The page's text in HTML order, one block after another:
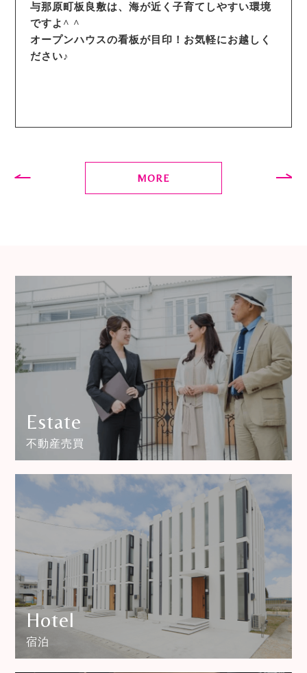
与那原町板良敷は、海が近く子育てしやすい環境
ですよ^ ^
オープンハウスの看板が目印！お気軽にお越しく
ださい♪
MORE
Estate
不動産売買
Hotel
宿泊